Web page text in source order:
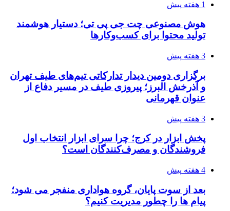
1 هفته پیش
هوش مصنوعی چت جی پی تی؛ دستیار هوشمند
تولید محتوا برای کسب‌وکارها
3 هفته پیش
برگزاری دومین دیدار تدارکاتی تیم‌های طیف تهران
و آذرخش البرز؛ پیروزی طیف در مسیر دفاع از
عنوان قهرمانی
3 هفته پیش
پخش ابزار در کرج؛ چرا سرای ابزار انتخاب اول
فروشندگان و مصرف‌کنندگان است؟
4 هفته پیش
بعد از سوت پایان، گروه هواداری منفجر می شود؛
پیام ها را چطور مدیریت کنیم؟